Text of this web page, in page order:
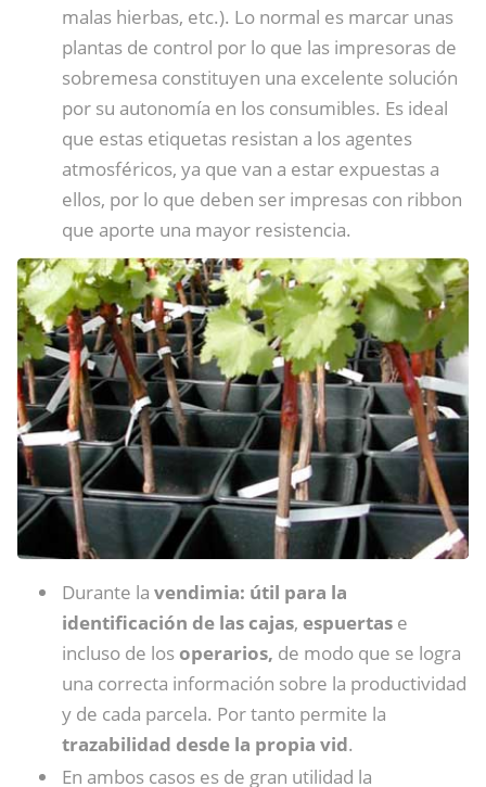
malas hierbas, etc.). Lo normal es marcar unas
plantas de control por lo que las impresoras de
sobremesa constituyen una excelente solución
por su autonomía en los consumibles. Es ideal
que estas etiquetas resistan a los agentes
atmosféricos, ya que van a estar expuestas a
ellos, por lo que deben ser impresas con ribbon
que aporte una mayor resistencia.
Durante la vendimia: útil para la
identificación de las cajas, espuertas e
incluso de losoperarios, de modo que se logra
una correcta información sobre la productividad
y de cada parcela. Por tanto permite la
trazabilidad desde la propia vid.
En ambos casos es de gran utilidad la